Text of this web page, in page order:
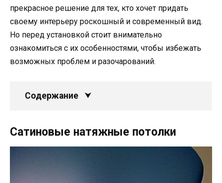
прекрасное решение для тех, кто хочет придать
своему интерьеру роскошный и современный вид.
Но перед установкой стоит внимательно
ознакомиться с их особенностями, чтобы избежать
возможных проблем и разочарований.
Содержание
Сатиновые натяжные потолки